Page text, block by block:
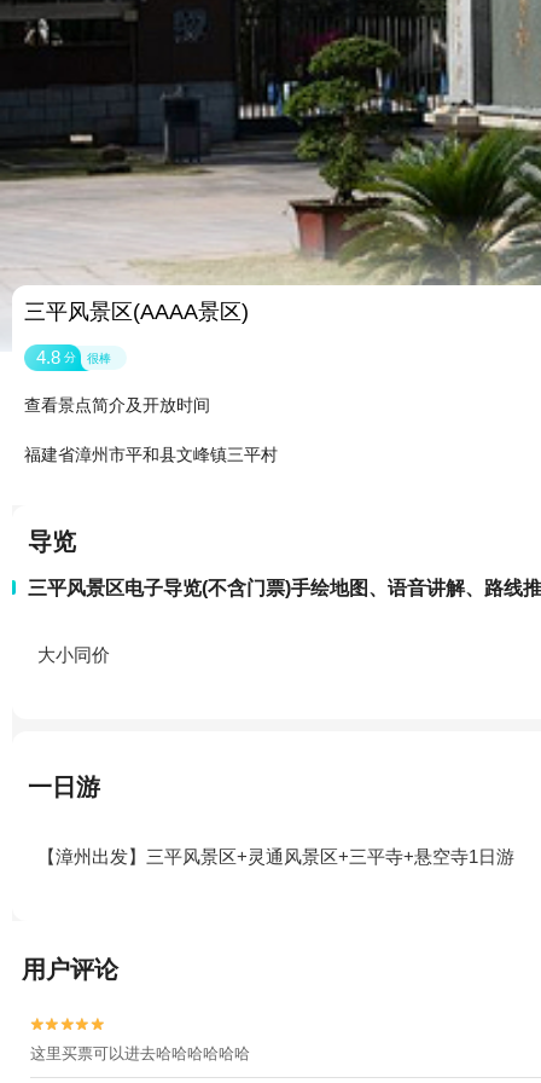
三平风景区(AAAA景区)
4.8 分 很棒
查看景点简介及开放时间
福建省漳州市平和县文峰镇三平村
导览
三平风景区电子导览(不含门票)手绘地图、语音讲解、路线
大小同价
一日游
【漳州出发】三平风景区+灵通风景区+三平寺+悬空寺1日游
用户评论


这里买票可以进去哈哈哈哈哈哈